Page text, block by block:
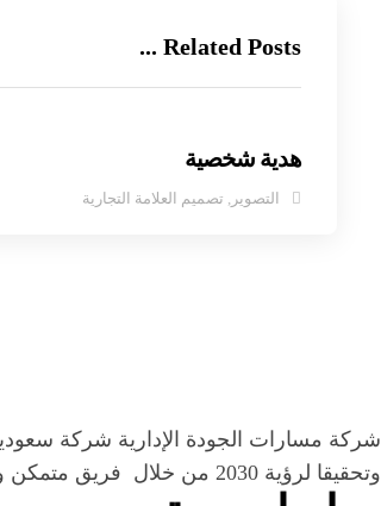
Related Posts ...
هدية شخصية
التصوير , تصميم العلامة التجارية
شركة مسارات الجودة الإدارية شركة
وتحقيقا لرؤية 2030 من خلال فريق متمكن وكادر متنوع في جميع التخصصات الإدارية والمالية .